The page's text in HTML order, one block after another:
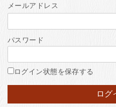
銀座夏野・箸長
ご利用ガイド
お客様の声
メールアドレス
パスワード
ログイン状態を保存する